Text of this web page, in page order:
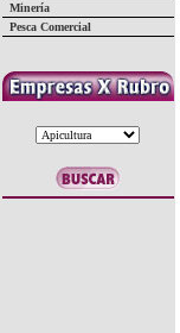
Minería
Pesca Comercial